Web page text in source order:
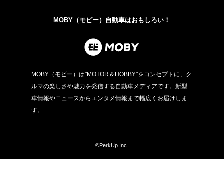
MOBY（モビー）自動車はおもしろい！
MOBY（モビー）は"MOTOR＆HOBBY"をコンセプトに、ク
ルマの楽しさや魅力を発信する自動車メディアです。新型
車情報やニュースからエンタメ情報まで幅広くお届けしま
す。
©PerkUp.Inc.